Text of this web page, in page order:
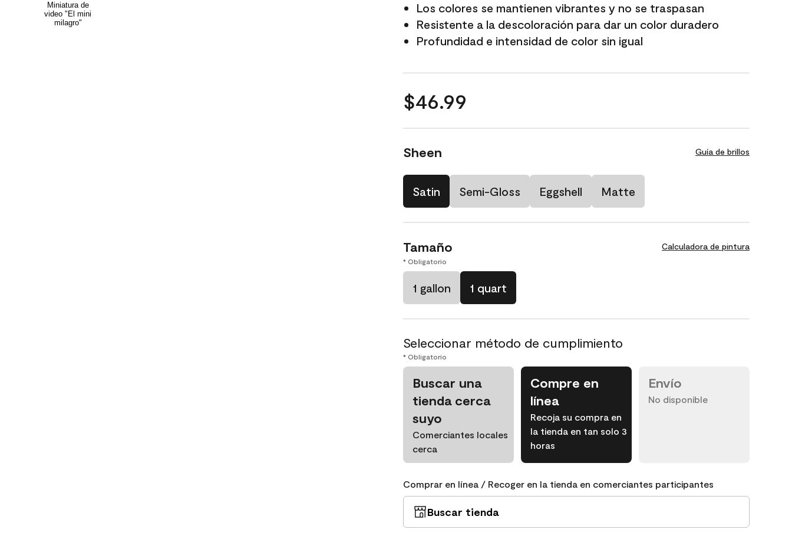
Los colores se mantienen vibrantes y no se traspasan
Resistente a la descoloración para dar un color duradero
Profundidad e intensidad de color sin igual
$46.99
Sheen Guía de brillos
Satin Semi-Gloss Eggshell Matte
Tamaño Calculadora de pintura
* Obligatorio
1 gallon 1 quart
Seleccionar método de cumplimiento
* Obligatorio
Buscar una
tienda cerca
suyo
Comerciantes locales
cerca
Compre en
línea
Recoja su compra en
la tienda en tan solo 3
horas
Envío
No disponible
Comprar en línea / Recoger en la tienda en comerciantes participantes
Buscar tienda